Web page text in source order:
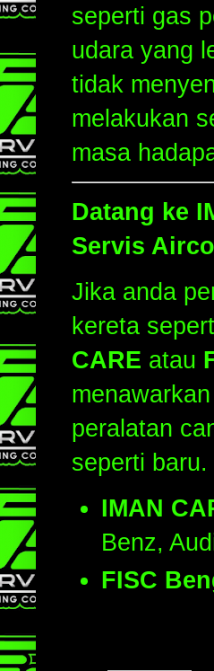
seperti gas
udara yang
tidak
melakukan
masa
Datang ke
Servis
Jika anda
kereta
CARE atau
peralatan
seperti
IMAN
Benz,
FISC